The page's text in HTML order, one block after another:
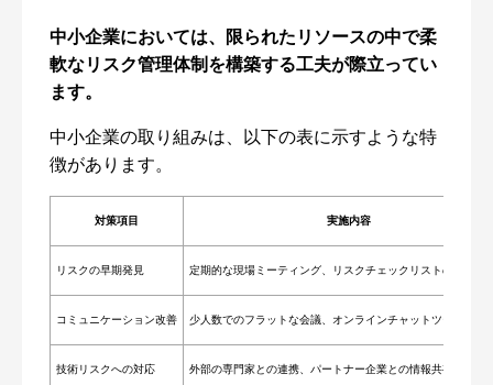
中小企業においては、限られたリソースの中で柔
軟なリスク管理体制を構築する工夫が際立ってい
ます。
中小企業の取り組みは、以下の表に示すような特
徴があります。
対策項目 実施内容
リスクの早期発見 定期的な現場ミーティング、リスクチェックリストの導入
コミュニケーション改善 少人数でのフラットな会議、オンラインチャットツールの活
技術リスクへの対応 外部の専門家との連携、パートナー企業との情報共有